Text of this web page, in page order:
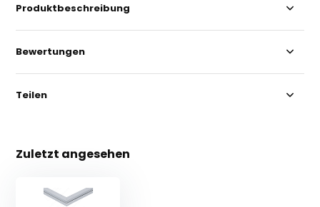
Produktbeschreibung
Bewertungen
Teilen
Zuletzt angesehen